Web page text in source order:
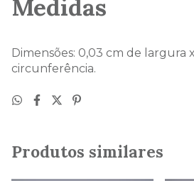
Medidas
Dimensões: 0,03 cm de largura
circunferência.
Produtos similares